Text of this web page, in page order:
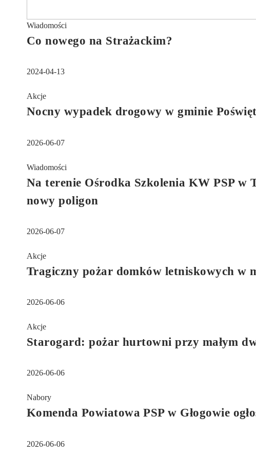
Wiadomości
Co nowego na Strażackim?
2024-04-13
Akcje
Nocny wypadek drogowy w gminie
2026-06-07
Wiadomości
Na terenie Ośrodka Szkolenia KW PSP w
nowy poligon
2026-06-07
Akcje
Tragiczny pożar domków letniskowych w
2026-06-06
Akcje
Starogard: pożar hurtowni przy małym
2026-06-06
Nabory
Komenda Powiatowa PSP w Głogowie
2026-06-06